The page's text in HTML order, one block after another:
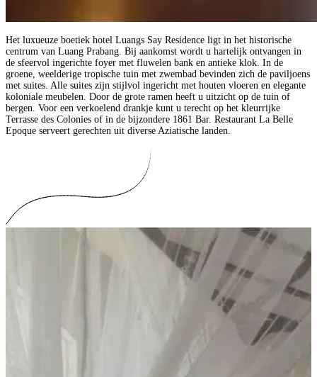
Het luxueuze boetiek hotel Luangs Say Residence ligt in het historische
centrum van Luang Prabang. Bij aankomst wordt u hartelijk ontvangen in
de sfeervol ingerichte foyer met fluwelen bank en antieke klok. In de
groene, weelderige tropische tuin met zwembad bevinden zich de paviljoens
met suites. Alle suites zijn stijlvol ingericht met houten vloeren en elegante
koloniale meubelen. Door de grote ramen heeft u uitzicht op de tuin of
bergen. Voor een verkoelend drankje kunt u terecht op het kleurrijke
Terrasse des Colonies of in de bijzondere 1861 Bar. Restaurant La Belle
Epoque serveert gerechten uit diverse Aziatische landen.